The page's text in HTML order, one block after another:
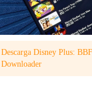
Descarga Disney Plus:
Downloader